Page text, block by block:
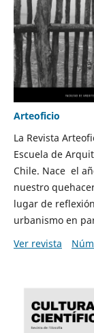
Arteoficio
La Revista
Escuela de
Chile. Nace el
nuestro
lugar de
urbanismo en
Ver revista